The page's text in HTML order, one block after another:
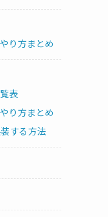
り方まとめ
表
り方まとめ
する方法